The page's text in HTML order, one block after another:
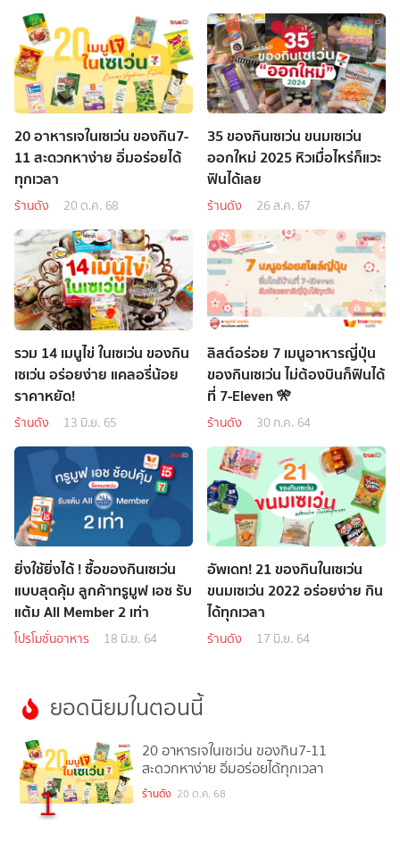
20 อาหารเจในเซเว่น ของกิน7-
11 สะดวกหาง่าย อิ่มอร่อยได้
ทุกเวลา
ร้านดัง 20 ต.ค. 68
35 ของกินเซเว่น ขนมเซเว่น
ออกใหม่ 2025 หิวเมื่อไหร่ก็แวะ
ฟินได้เลย
ร้านดัง 26 ส.ค. 67
รวม 14 เมนูไข่ ในเซเว่น ของกิน
เซเว่น อร่อยง่าย แคลอรี่น้อย
ราคาหยัด!
ร้านดัง 13 มิ.ย. 65
ลิสต์อร่อย 7 เมนูอาหารญี่ปุ่น
ของกินเซเว่น ไม่ต้องบินก็ฟินได้
ที่ 7-Eleven 🎌
ร้านดัง 30 ก.ค. 64
ยิ่งใช้ยิ่งได้ ! ซื้อของกินเซเว่น
แบบสุดคุ้ม ลูกค้าทรูมูฟ เอช รับ
แต้ม All Member 2 เท่า
โปรโมชั่นอาหาร 18 มิ.ย. 64
อัพเดท! 21 ของกินในเซเว่น
ขนมเซเว่น 2022 อร่อยง่าย กิน
ได้ทุกเวลา
ร้านดัง 17 มิ.ย. 64
ยอดนิยมในตอนนี้
1
20 อาหารเจในเซเว่น ของกิน7-11
สะดวกหาง่าย อิ่มอร่อยได้ทุกเวลา
ร้านดัง 20 ต.ค. 68